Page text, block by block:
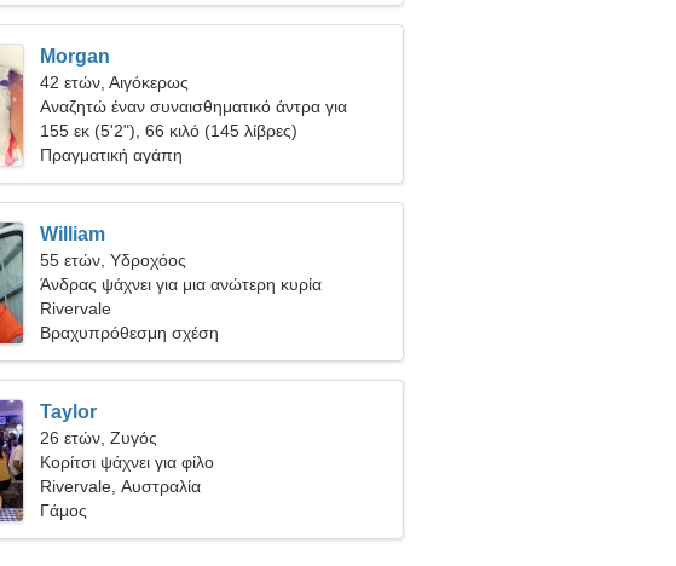
Morgan
42 ετών, Αιγόκερως
Αναζητώ έναν συναισθηματικό άντρα για
ραντεβού
155 εκ (5'2"), 66 κιλό (145 λίβρες)
Πραγματική αγάπη
William
55 ετών, Υδροχόος
Άνδρας ψάχνει για μια ανώτερη κυρία
Rivervale
Βραχυπρόθεσμη σχέση
Taylor
26 ετών, Ζυγός
Κορίτσι ψάχνει για φίλο
Rivervale, Αυστραλία
Γάμος